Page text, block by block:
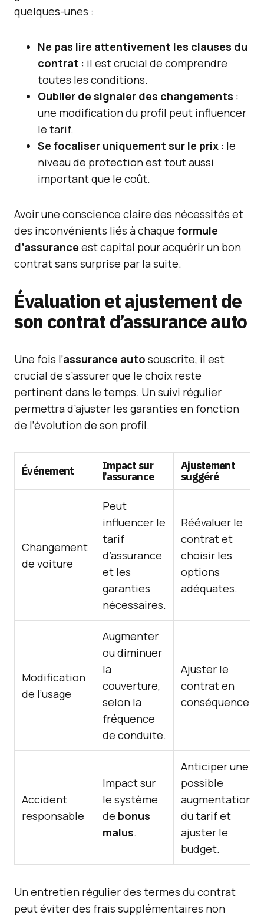
quelques-unes :
Ne pas lire attentivement les clauses du
contrat : il est crucial de comprendre
toutes les conditions.
Oublier de signaler des changements :
une modification du profil peut influencer
le tarif.
Se focaliser uniquement sur le prix : le
niveau de protection est tout aussi
important que le coût.
Avoir une conscience claire des nécessités et
des inconvénients liés à chaque formule
d’assurance est capital pour acquérir un bon
contrat sans surprise par la suite.
Évaluation et ajustement de
son contrat d’assurance auto
Une fois l’assurance auto souscrite, il est
crucial de s’assurer que le choix reste
pertinent dans le temps. Un suivi régulier
permettra d’ajuster les garanties en fonction
de l’évolution de son profil.
Événement
Impact sur
l’assurance
Ajustement
suggéré
Changement
de voiture
Peut
influencer le
tarif
d’assurance
et les
garanties
nécessaires.
Réévaluer le
contrat et
choisir les
options
adéquates.
Modification
de l’usage
Augmenter
ou diminuer
la
couverture,
selon la
fréquence
de conduite.
Ajuster le
contrat en
conséquence.
Accident
responsable
Impact sur
le système
de bonus
malus.
Anticiper une
possible
augmentation
du tarif et
ajuster le
budget.
Un entretien régulier des termes du contrat
peut éviter des frais supplémentaires non